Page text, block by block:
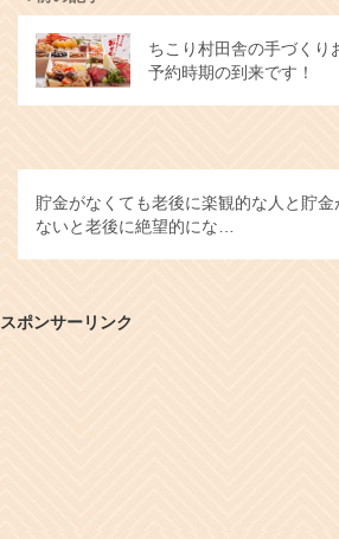
ちこり村田舎の手づくり
予約時期の到来です！
貯金がなくても老後に楽観的な人と貯金
ないと老後に絶望的にな…
スポンサーリンク